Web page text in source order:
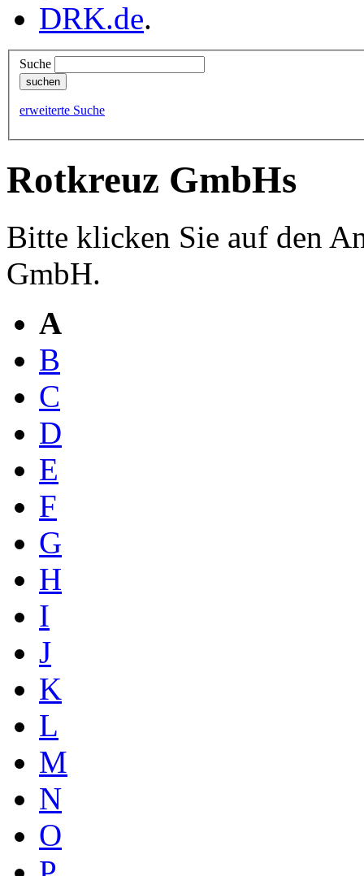
DRK.de.
Suche
erweiterte Suche
Rotkreuz GmbHs
Bitte klicken Sie auf den
GmbH.
A
B
C
D
E
F
G
H
I
J
K
L
M
N
O